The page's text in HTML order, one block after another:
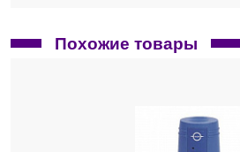
Похожие товары